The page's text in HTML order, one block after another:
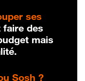
ses
faire des
mais
Sosh ?